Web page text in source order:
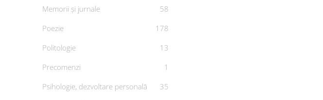
Memorii și jurnale
58
Poezie
178
Politologie
13
Precomenzi
1
Psihologie, dezvoltare personală
35